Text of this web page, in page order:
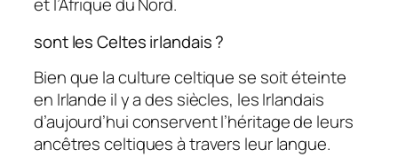
et l’Afrique du Nord.
sont les Celtes irlandais ?
Bien que la culture celtique se soit éteinte
en Irlande il y a des siècles, les Irlandais
d’aujourd’hui conservent l’héritage de leurs
ancêtres celtiques à travers leur langue.